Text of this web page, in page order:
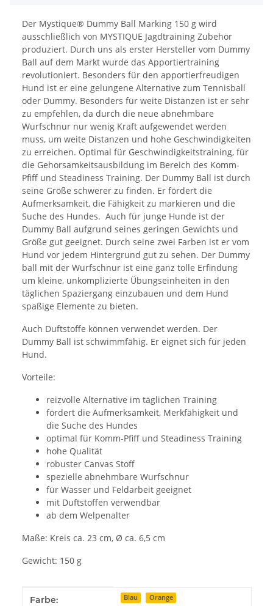
Der Mystique® Dummy Ball Marking 150 g wird
ausschließlich von MYSTIQUE Jagdtraining Zubehör
produziert. Durch uns als erster Hersteller vom Dummy
Ball auf dem Markt wurde das Apportiertraining
revolutioniert. Besonders für den apportierfreudigen
Hund ist er eine gelungene Alternative zum Tennisball
oder Dummy. Besonders für weite Distanzen ist er sehr
zu empfehlen, da durch die neue abnehmbare
Wurfschnur nur wenig Kraft aufgewendet werden
muss, um weite Distanzen und hohe Geschwindigkeiten
zu erreichen. Optimal für Geschwindigkeitstraining, für
die Gehorsamkeitsausbildung im Bereich des Komm-
Pfiff und Steadiness Training. Der Dummy Ball ist durch
seine Größe schwerer zu finden. Er fördert die
Aufmerksamkeit, die Fähigkeit zu markieren und die
Suche des Hundes. Auch für junge Hunde ist der
Dummy Ball aufgrund seines geringen Gewichts und
Größe gut geeignet. Durch seine zwei Farben ist er vom
Hund vor jedem Hintergrund gut zu sehen. Der Dummy
ball mit der Wurfschnur ist eine ganz tolle Erfindung
um kleine, unkomplizierte Übungseinheiten in den
täglichen Spaziergang einzubauen und dem Hund
spaßige Elemente zu bieten.
Auch Duftstoffe können verwendet werden. Der
Dummy Ball ist schwimmfähig. Er eignet sich für jeden
Hund.
Vorteile:
reizvolle Alternative im täglichen Training
fördert die Aufmerksamkeit, Merkfähigkeit und
die Suche des Hundes
optimal für Komm-Pfiff und Steadiness Training
hohe Qualität
robuster Canvas Stoff
spezielle abnehmbare Wurfschnur
für Wasser und Feldarbeit geeignet
mit Duftstoffen verwendbar
ab dem Welpenalter
Maße: Kreis ca. 23 cm, Ø ca. 6,5 cm
Gewicht: 150 g
Produkteigenschaft
Wert
Farbe: Blau Orange